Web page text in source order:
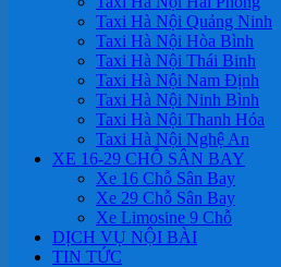
Taxi Hà Nội Quảng Ninh
Taxi Hà Nội Hòa Bình
Taxi Hà Nội Thái Binh
Taxi Hà Nội Nam Định
Taxi Hà Nội Ninh Bình
Taxi Hà Nội Thanh Hóa
Taxi Hà Nội Nghệ An
XE 16-29 CHỖ SÂN BAY
Xe 16 Chỗ Sân Bay
Xe 29 Chỗ Sân Bay
Xe Limosine 9 Chỗ
DỊCH VỤ NỘI BÀI
TIN TỨC